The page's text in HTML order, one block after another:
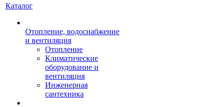
Каталог
Отопление, водоснабжение
и вентиляция
Отопление
Климатические
оборудование и
вентиляция
Инженерная
сантехника